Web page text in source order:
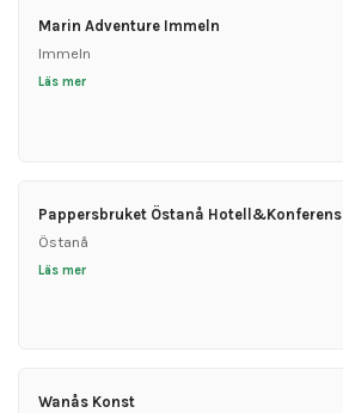
Marin Adventure Immeln
Immeln
Läs mer
Pappersbruket Östanå Hotell&Konferens
Östanå
Läs mer
Wanås Konst